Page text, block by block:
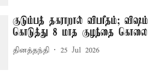
குடும்பத் தகராறால் விபரீதம்; விஷம்
கொடுத்து 8 மாத குழந்தை கொலை
தினத்தந்தி 25 Jul 2026